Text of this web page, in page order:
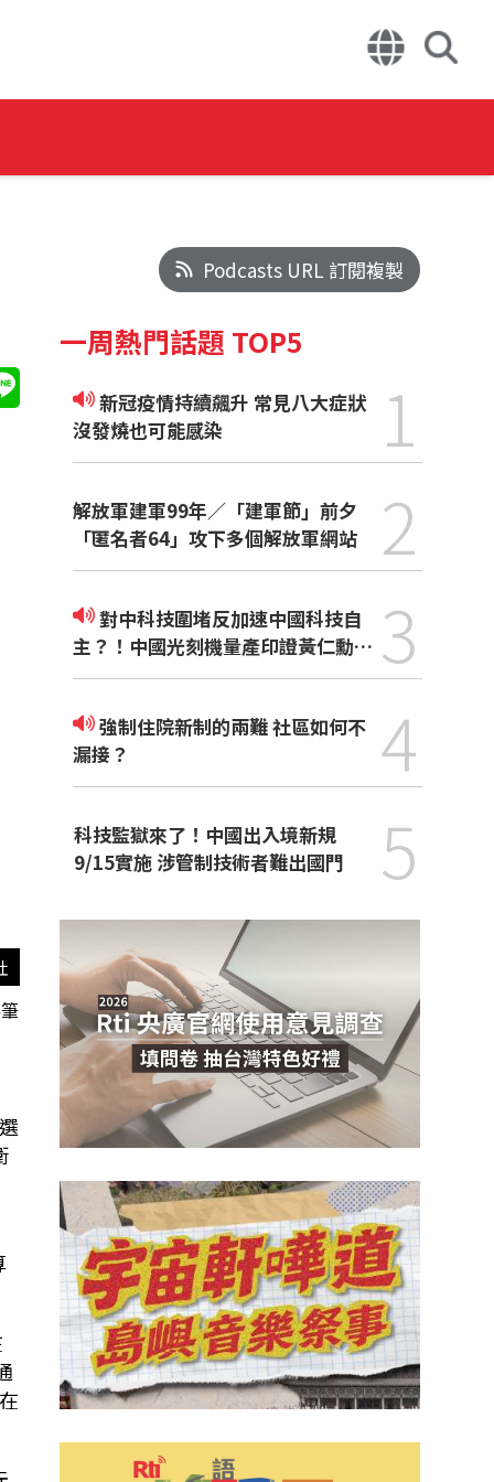
Podcasts URL 訂閱複製
一周熱門話題 TOP5
新冠疫情持續飆升 常見八大症狀
沒發燒也可能感染
1
解放軍建軍99年／「建軍節」前夕
「匿名者64」攻下多個解放軍網站
2
對中科技圍堵反加速中國科技自
主？！中國光刻機量產印證黃仁勳觀
點
3
強制住院新制的兩難 社區如何不
漏接？
4
科技監獄來了！中國出入境新規
9/15實施 涉管制技術者難出國門
5